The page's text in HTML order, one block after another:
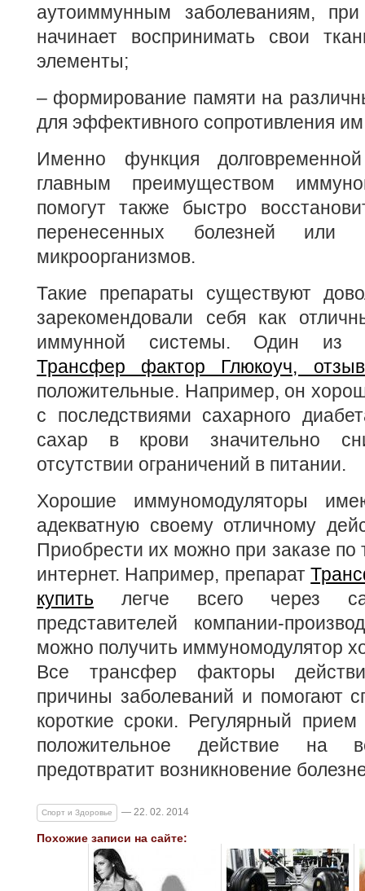
аутоиммунным заболеваниям,
начинает воспринимать свои
элементы;
– формирование памяти на
для эффективного сопротивления
Именно функция
главным преимуществом
помогут также быстро
перенесенных болезней или
микроорганизмов.
Такие препараты существуют
зарекомендовали себя как
иммунной системы. Один из
Трансфер фактор Глюкоуч,
положительные. Например, он
с последствиями сахарного
сахар в крови значительно
отсутствии ограничений в питании.
Хорошие иммуномодуляторы
адекватную своему отличному
Приобрести их можно при заказе по
интернет. Например, препарат
купить легче всего через
представителей компании-
можно получить иммуномодулятор
Все трансфер факторы
причины заболеваний и помогают
короткие сроки. Регулярный
положительное действие на
предотвратит возникновение
Спорт и Здоровье — 22. 02. 2014
Похожие записи на сайте: